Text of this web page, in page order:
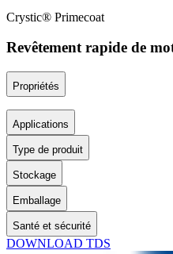
Crystic® Primecoat
Revêtement rapide de
Propriétés
Applications
Type de produit
Stockage
Emballage
Santé et sécurité
DOWNLOAD TDS